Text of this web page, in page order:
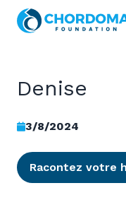
Skip to Main Content
Denise
3/8/2024
Racontez votre